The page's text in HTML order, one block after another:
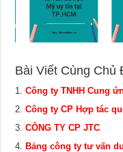
Bài Viết Cùng
Công ty TNHH Cung
Công ty CP Hợp tác
CÔNG TY CP JTC
Bảng công ty tư vấn